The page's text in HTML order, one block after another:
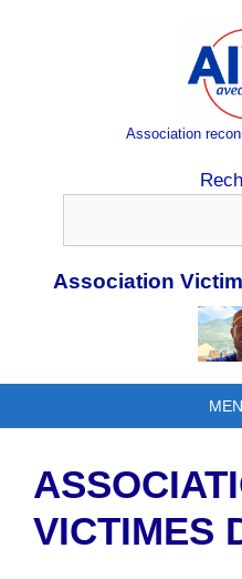
Association
Association
VICTIMES